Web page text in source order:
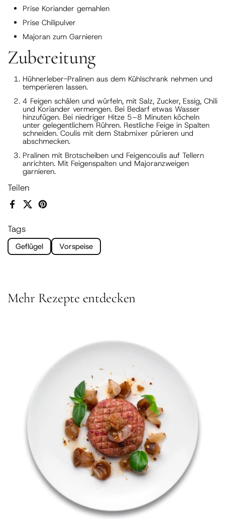
Teilen
Facebook
X (Twitter)
Pinterest
Tags
Geflügel Vorspeise
Prise Koriander gemahlen
Prise Chilipulver
Majoran zum Garnieren
Zubereitung
Hühnerleber-Pralinen aus dem Kühlschrank nehmen und
temperieren lassen.
4 Feigen schälen und würfeln, mit Salz, Zucker, Essig, Chili
und Koriander vermengen. Bei Bedarf etwas Wasser
hinzufügen. Bei niedriger Hitze 5–8 Minuten köcheln
unter gelegentlichem Rühren. Restliche Feige in Spalten
schneiden. Coulis mit dem Stabmixer pürieren und
abschmecken.
Pralinen mit Brotscheiben und Feigencoulis auf Tellern
anrichten. Mit Feigenspalten und Majoranzweigen
garnieren.
Mehr Rezepte entdecken